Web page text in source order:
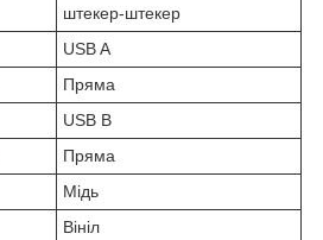
штекер-штекер
USB A
Пряма
USB B
Пряма
Мідь
Вініл